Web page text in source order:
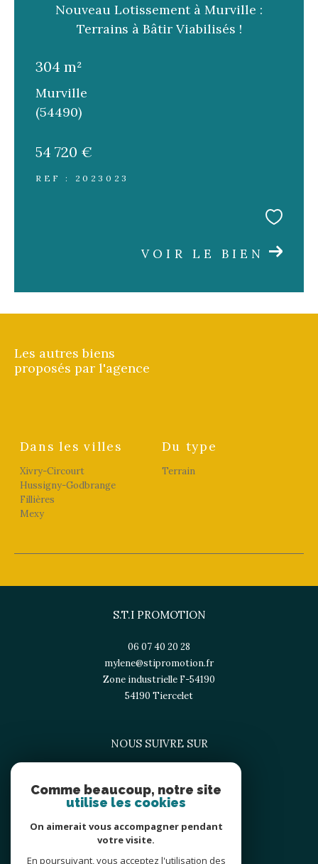
Nouveau Lotissement à Murville :
Terrains à Bâtir Viabilisés !
304 m²
Murville
(54490)
54 720 €
REF : 2023023
VOIR LE BIEN
Les autres biens
proposés par l'agence
Dans les villes
Xivry-Circourt
Hussigny-Godbrange
Fillières
Mexy
Du type
Terrain
S.T.I PROMOTION
06 07 40 20 28
mylene@stipromotion.fr
Zone industrielle F-54190
54190
tiercelet
NOUS SUIVRE SUR
Comme beaucoup, notre site
utilise les cookies
On aimerait vous accompagner pendant
votre visite.
En poursuivant, vous acceptez l'utilisation des